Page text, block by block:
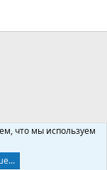
о
е
что мы используем